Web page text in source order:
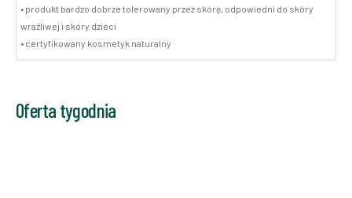
• produkt bardzo dobrze tolerowany przez skórę, odpowiedni do skóry
wrażliwej i skóry dzieci
• certyfikowany kosmetyk naturalny
Oferta tygodnia